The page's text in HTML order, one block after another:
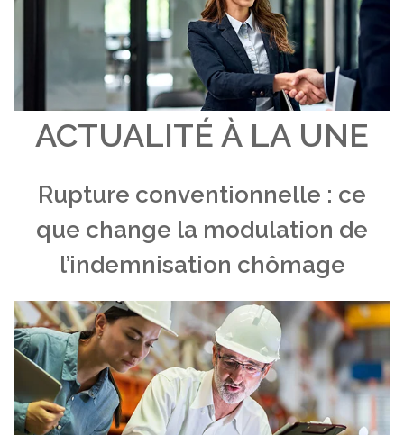
ACTUALITÉ À LA UNE
Rupture conventionnelle : ce
que change la modulation de
l’indemnisation chômage